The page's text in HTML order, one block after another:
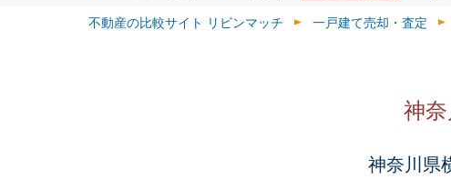
不動産の比較サイト リビンマッチ 一戸建て売却・査定
神
神奈川県